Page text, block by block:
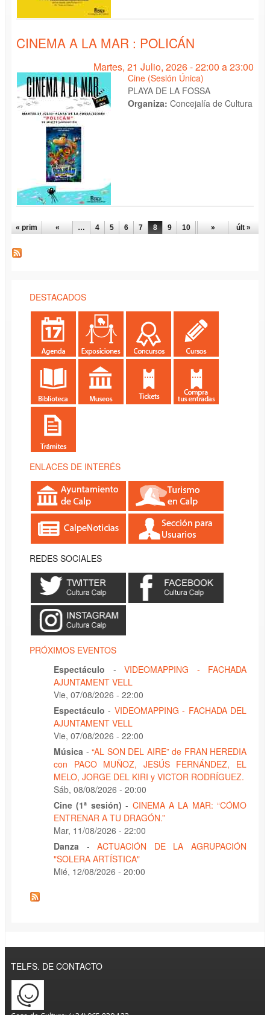
CINEMA A LA MAR : POLICÁN
Martes, 21 Julio, 2026 -22:00 a23:00
Cine (Sesión Única)
PLAYA DE LA FOSSA
Organiza: Concejalía de Cultura
PÁGINAS
« prim « … 4 5 6 7 8 9 10 …
» últ »
DESTACADOS
ENLACES DE INTERÉS
REDES SOCIALES
PRÓXIMOS EVENTOS
Espectáculo
- VIDEOMAPPING - FACHADA
AJUNTAMENT VELL
Vie, 07/08/2026 - 22:00
Espectáculo - VIDEOMAPPING - FACHADA DEL
AJUNTAMENT VELL
Vie, 07/08/2026 - 22:00
Música - “AL SON DEL AIRE” de FRAN HEREDIA
con PACO MUÑOZ, JESÚS FERNÁNDEZ, EL
MELO, JORGE DEL KIRI y VICTOR RODRÍGUEZ.
Sáb, 08/08/2026 - 20:00
Cine (1ª sesión) - CINEMA A LA MAR: “CÓMO
ENTRENAR A TU DRAGÓN.”
Mar, 11/08/2026 - 22:00
Danza
-ACTUACIÓN DE LA AGRUPACIÓN
"SOLERA ARTÍSTICA"
Mié, 12/08/2026 - 20:00
TELFS. DE CONTACTO